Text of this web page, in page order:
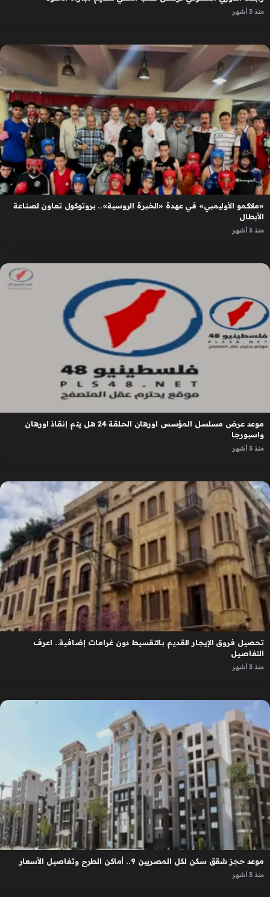
منذ 3 أشهر
«ملاكمو الأوليمبي» في عهدة «الخبرة الروسية».. بروتوكول تعاون لصناعة
الأبطال
منذ 3 أشهر
موعد عرض مسلسل المؤسس اورهان الحلقة 24 هل يتم إنقاذ اورهان
واسبورجا
منذ 3 أشهر
تحصيل فروق الإيجار القديم بالتقسيط دون غرامات إضافية.. اعرف
التفاصيل
منذ 3 أشهر
موعد حجز شقق سكن لكل المصريين 9.. أماكن الطرح وتفاصيل الأسعار
منذ 3 أشهر